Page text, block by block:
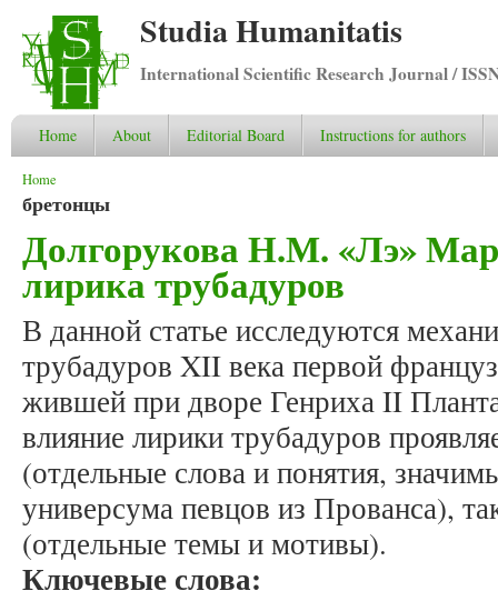
Studia Humanitatis
International Scientific Research Journal /
Home About Editorial Board Instructions for authors
You are here
Home
бретонцы
Долгорукова Н.М. «Лэ»
лирика трубадуров
В данной статье исследуются
трубадуров XII века первой
жившей при дворе Генриха II
влияние лирики трубадуров
(отдельные слова и понятия,
универсума певцов из Прованса),
(отдельные темы и мотивы).
Ключевые слова: